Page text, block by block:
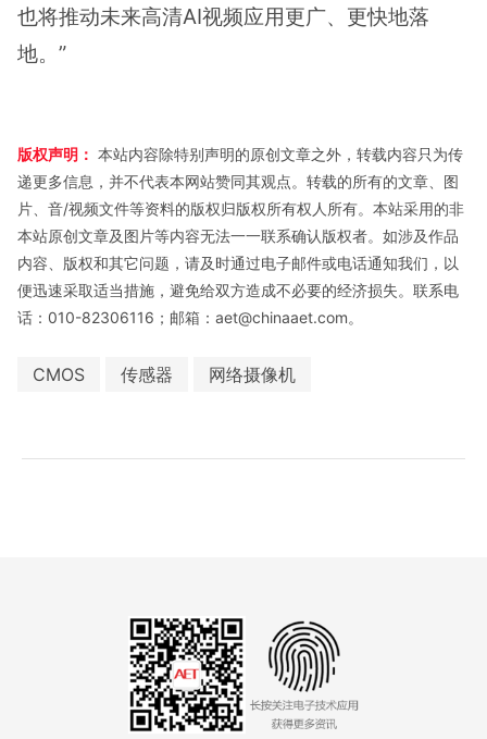
也将推动未来高清AI视频应用更广、更快地落
地。”
版权声明： 本站内容除特别声明的原创文章之外，转载内容只为传
递更多信息，并不代表本网站赞同其观点。转载的所有的文章、图
片、音/视频文件等资料的版权归版权所有权人所有。本站采用的非
本站原创文章及图片等内容无法一一联系确认版权者。如涉及作品
内容、版权和其它问题，请及时通过电子邮件或电话通知我们，以
便迅速采取适当措施，避免给双方造成不必要的经济损失。联系电
话：010-82306116；邮箱：aet@chinaaet.com。
CMOS 传感器 网络摄像机